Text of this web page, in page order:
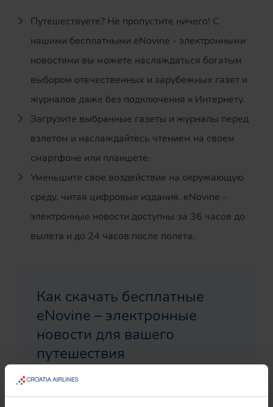
Путешествуете? Не пропустите ничего! С
нашими бесплатными eNovine - электронными
новостями вы можете наслаждаться богатым
выбором отечественных и зарубежных газет и
журналов даже без подключения к Интернету.
Загрузите выбранные газеты и журналы перед
взлетом и наслаждайтесь чтением на своем
смартфоне или планшете.
Уменьшите свое воздействие на окружающую
среду, читая цифровые издания. eNovine -
электронные новости доступны за 36 часов до
вылета и до 24 часов после полета.
Как скачать бесплатные
eNovine – электронные
новости для вашего
путешествия